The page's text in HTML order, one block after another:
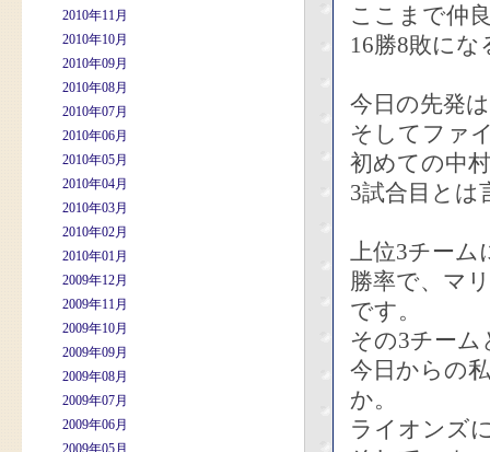
2010年11月
2010年10月
2010年09月
2010年08月
2010年07月
2010年06月
2010年05月
2010年04月
2010年03月
2010年02月
2010年01月
2009年12月
2009年11月
2009年10月
2009年09月
2009年08月
2009年07月
2009年06月
2009年05月
ここまで仲
16勝8敗に
今日の先発
そしてファ
初めての中
3試合目とは
上位3チーム
勝率で、マ
です。
その3チーム
今日からの
か。
ライオンズ